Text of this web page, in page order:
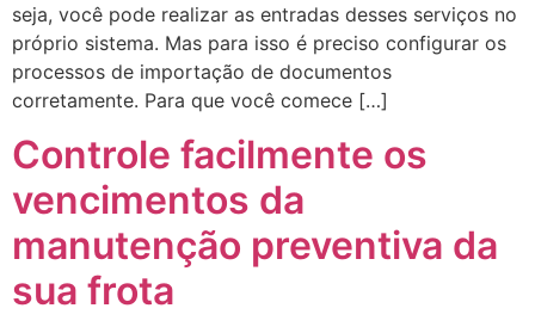
seja, você pode realizar as entradas desses serviços no
próprio sistema. Mas para isso é preciso configurar os
processos de importação de documentos
corretamente. Para que você comece […]
Controle facilmente os
vencimentos da
manutenção preventiva da
sua frota